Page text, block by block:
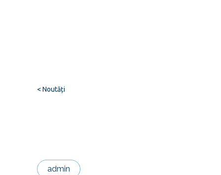
< Noutăți
admin